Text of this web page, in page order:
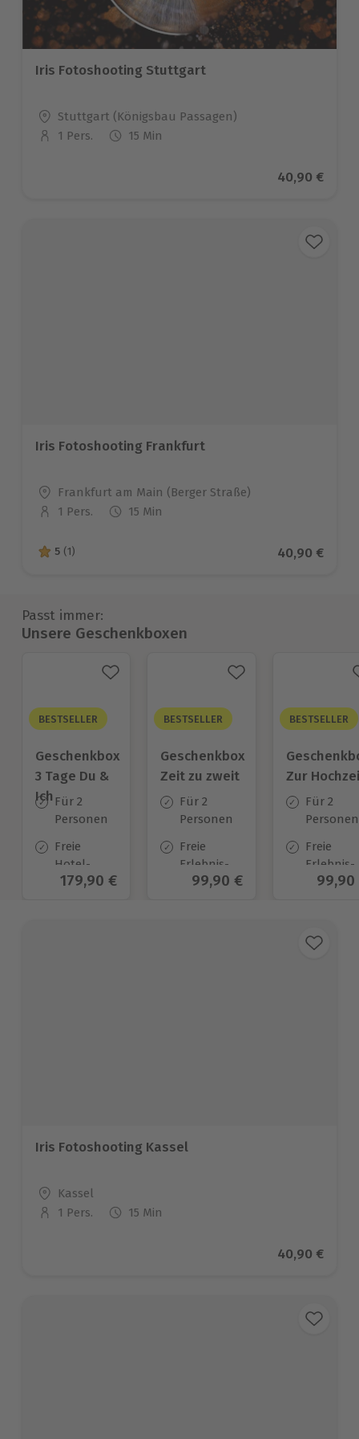
Iris Fotoshooting Stuttgart
Standort
Stuttgart (Königsbau Passagen)
Anzahl der Teilnehmer
1 Pers. 15 Min
Aktueller
40,90 €
Iris Fotoshooting Frankfurt
Standort
Frankfurt am Main (Berger Straße)
Anzahl der Teilnehmer
1 Pers. 15 Min
5 von 5 Sternen basierend auf 1 Bewertungen
5 (1) Aktueller
40,90 €
Passt immer:
Unsere Geschenkboxen
BESTSELLER
Geschenkbox
3 Tage Du &
Ich Für 2
Personen
Freie
Hotel-
Auswahl
Aktueller Preis
179,90 €
BESTSELLER
Geschenkbox
Zeit zu zweit
Für 2
Personen
Freie
Erlebnis-
Auswahl
Aktueller Preis
99,90 €
BESTSELLER
Zur
Für 2
Personen
Freie
Erlebnis-
Auswahl
99,90
Iris Fotoshooting Kassel
Standort
Kassel
Anzahl der Teilnehmer
1 Pers. 15 Min
Aktueller
40,90 €